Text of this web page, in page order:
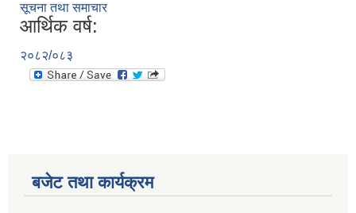
सूचना तथा समाचार
आर्थिक वर्ष:
२०८२/०८३
बजेट तथा कार्यक्रम